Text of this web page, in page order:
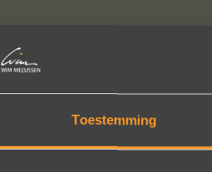
Toestemming
Heel blij met onze